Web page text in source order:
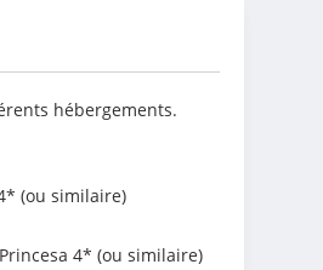
hébergements.
(ou similaire)
4* (ou similaire)